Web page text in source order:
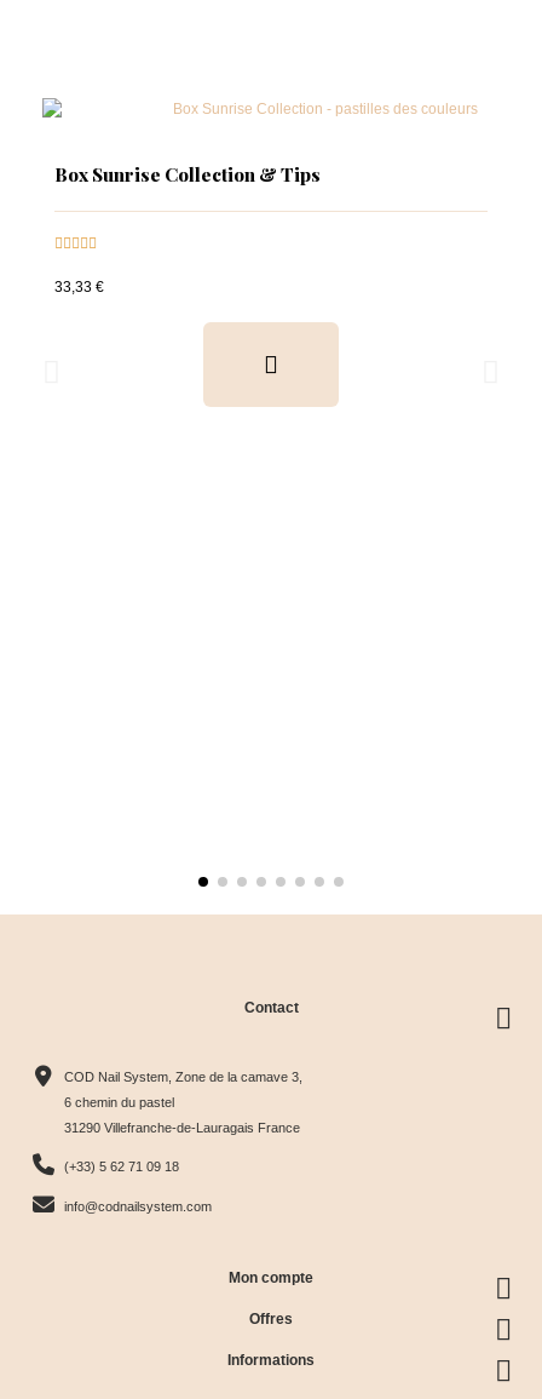
Box Sunrise Collection & Tips

33,33 €
Contact
COD Nail System, Zone de la camave 3,
6 chemin du pastel
31290 Villefranche-de-Lauragais France
(+33) 5 62 71 09 18
info@codnailsystem.com
Mon compte
Offres
Informations